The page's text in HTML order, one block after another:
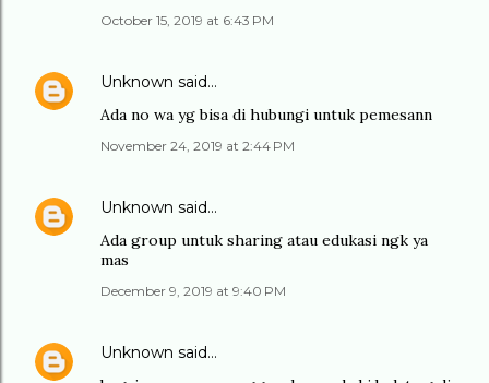
October 15, 2019 at 6:43 PM
Unknown said…
Ada no wa yg bisa di hubungi untuk pemesann
November 24, 2019 at 2:44 PM
Unknown said…
Ada group untuk sharing atau edukasi ngk ya
mas
December 9, 2019 at 9:40 PM
Unknown said…